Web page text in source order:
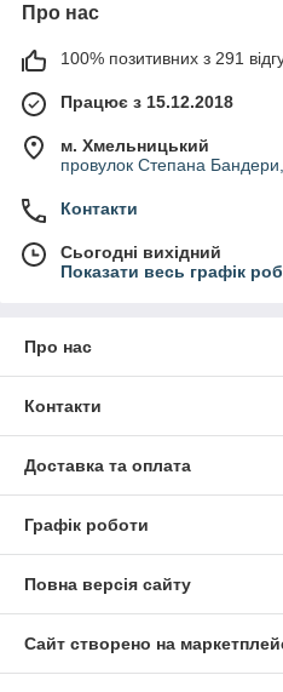
Про нас
100% позитивних з 291
Працює з 15.12.2018
м. Хмельницький
провулок Степана
Контакти
Сьогодні вихідний
Показати весь графік
Про нас
Контакти
Доставка та оплата
Графік роботи
Повна версія сайту
Сайт створено на